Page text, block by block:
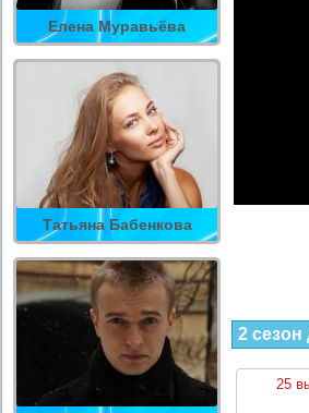
Елена Муравьёва
Татьяна Бабенкова
2 сезон
25